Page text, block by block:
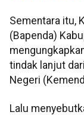
Sementara itu,
(Bapenda)
tindak lanjut
Negeri
Lalu